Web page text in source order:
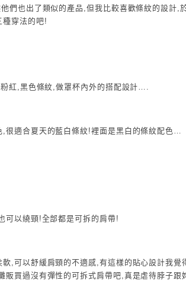
們也出了類似的產品,但我比較喜歡條紋的設計,
種穿法的吧!
紅,黑色條紋,做罩杯內外的搭配設計….
,很適合夏天的藍白條紋!裡面是黑白的條紋配色…
可以繞頸!全部都是可拆的肩帶!
軟,可以舒緩肩頸的不適感,有這樣的貼心設計我覺
販買過沒有彈性的可拆式肩帶吧,真是虐待脖子跟